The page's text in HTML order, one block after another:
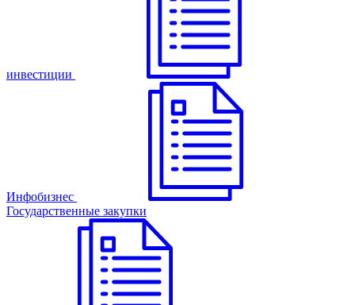
инвестиции
Инфобизнес
Государственные закупки